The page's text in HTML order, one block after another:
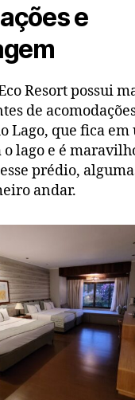
e
Resort possui
de
Lago, que fica
lago e é
prédio,
andar.